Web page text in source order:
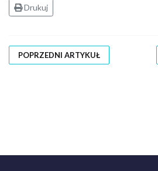
Drukuj
POPRZEDNI ARTYKUŁ